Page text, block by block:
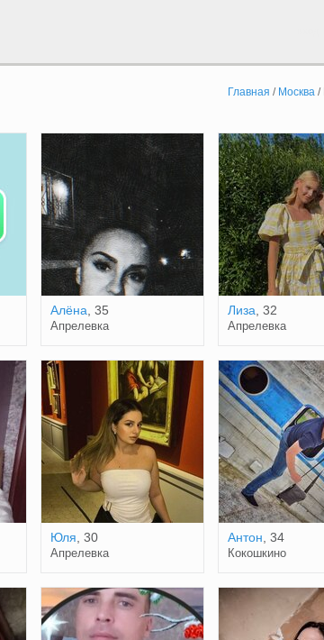
Главная / Москва/
Алёна , 35
Апрелевка
Лиза , 32
Апрелевка
Юля , 30
Апрелевка
Антон , 34
Кокошкино